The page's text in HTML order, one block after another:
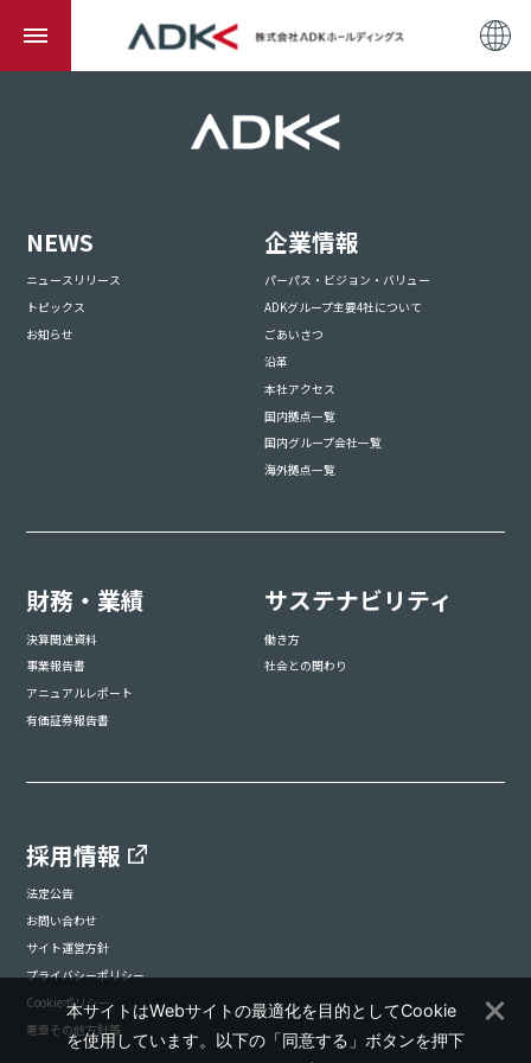
NEWS
ニュースリリース
トピックス
お知らせ
企業情報
パーパス・ビジョン・バリュー
ADKグループ主要4社について
ごあいさつ
沿革
本社アクセス
国内拠点一覧
国内グループ会社一覧
海外拠点一覧
財務・業績
決算関連資料
事業報告書
アニュアルレポート
有価証券報告書
サステナビリティ
働き方
社会との関わり
採用情報
法定公告
お問い合わせ
サイト運営方針
プライバシーポリシー
Cookieポリシー
憲章その他方針等
本サイトはWebサイトの最適化を目的としてCookie
を使用しています。以下の「同意する」ボタンを押下